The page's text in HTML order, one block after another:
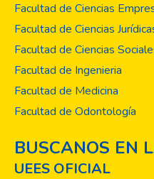
Facultad de Ciencias
Facultad de Ciencias
Facultad de Ciencias
Facultad de Ingenieria
Facultad de Medicina
Facultad de Odontología
BUSCANOS EN
UEES OFICIAL